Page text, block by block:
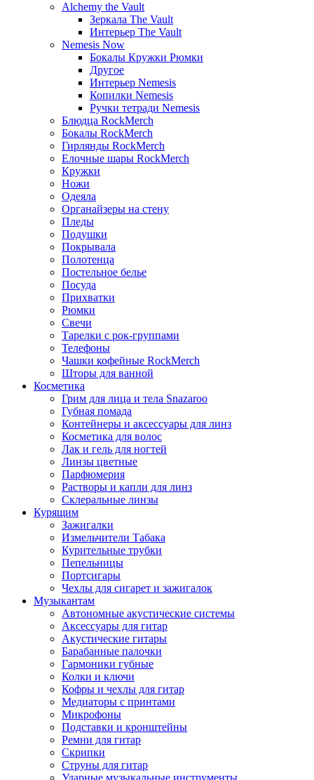
Alchemy the Vault
Зеркала The Vault
Интерьер The Vault
Nemesis Now
Бокалы Кружки Рюмки
Другое
Интерьер Nemesis
Копилки Nemesis
Ручки тетради Nemesis
Блюдца RockMerch
Бокалы RockMerch
Гирлянды RockMerch
Елочные шары RockMerch
Кружки
Ножи
Одеяла
Органайзеры на стену
Пледы
Подушки
Покрывала
Полотенца
Постельное белье
Посуда
Прихватки
Рюмки
Свечи
Тарелки с рок-группами
Телефоны
Чашки кофейные RockMerch
Шторы для ванной
Косметика
Грим для лица и тела Snazaroo
Губная помада
Контейнеры и аксессуары для линз
Косметика для волос
Лак и гель для ногтей
Линзы цветные
Парфюмерия
Растворы и капли для линз
Склеральные линзы
Курящим
Зажигалки
Измельчители Табака
Курительные трубки
Пепельницы
Портсигары
Чехлы для сигарет и зажигалок
Музыкантам
Автономные акустические системы
Аксессуары для гитар
Акустические гитары
Барабанные палочки
Гармоники губные
Колки и ключи
Кофры и чехлы для гитар
Медиаторы с принтами
Микрофоны
Подставки и кронштейны
Ремни для гитар
Скрипки
Струны для гитар
Ударные музыкальные инструменты